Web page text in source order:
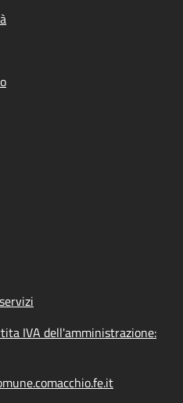
IVA dell'amministrazione: